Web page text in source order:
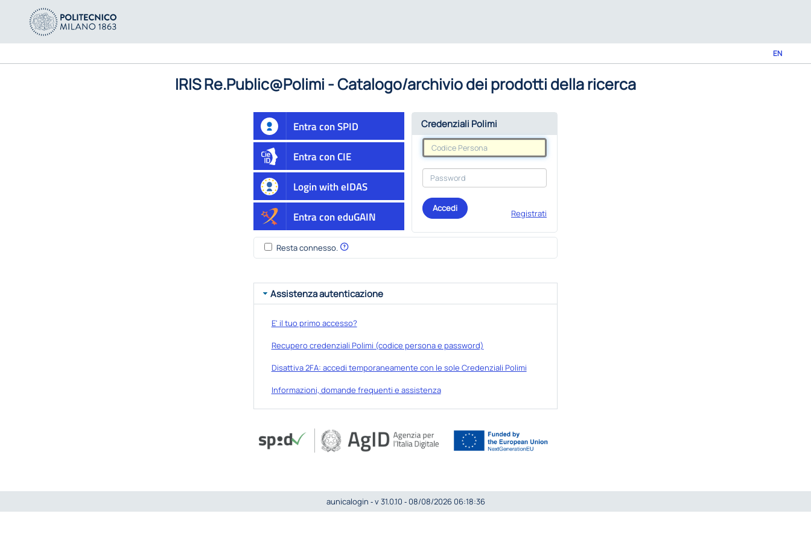
EN
IRIS Re.Public@Polimi - Catalogo/archivio dei prodotti della ricerca
Entra con SPID
Entra con CIE
Login with eIDAS
Entra con eduGAIN
Credenziali Polimi
Accedi
Registrati
Resta connesso.
Assistenza autenticazione
E' il tuo primo accesso?
Recupero credenziali Polimi (codice persona e password)
Disattiva 2FA: accedi temporaneamente con le sole Credenziali Polimi
Informazioni, domande frequenti e assistenza
aunicalogin ‐ v 31.0.10 ‐ 08/08/2026 06:18:36